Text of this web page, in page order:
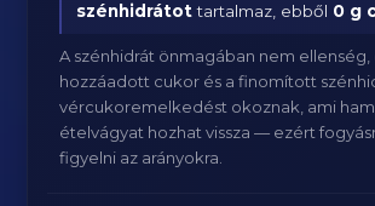
szénhidrátottartalmaz, ebből 0 g
A szénhidrát önmagában nem ellenség,
hozzáadott cukor és a finomított
vércukoremelkedést okoznak, ami
ételvágyat hozhat vissza — ezért
figyelni az arányokra.